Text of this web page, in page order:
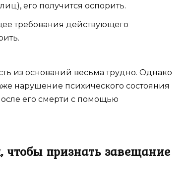
его получится оспорить.
требования действующего
из оснований весьма трудно. Однако
нарушение психического состояния
его смерти с помощью
признать завещание